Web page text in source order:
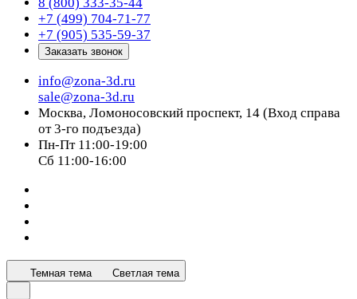
+7 (499) 704-71-77
+7 (905) 535-59-37
Заказать звонок
info@zona-3d.ru
sale@zona-3d.ru
Москва, Ломоносовский проспект, 14 (Вход справа
от 3-го подъезда)
Пн-Пт 11:00-19:00
Сб 11:00-16:00
Темная тема Светлая тема